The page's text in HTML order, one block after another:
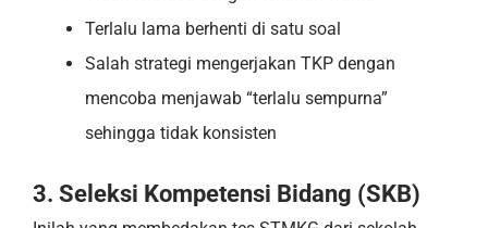
Terlalu lama berhenti di satu soal
Salah strategi mengerjakan TKP dengan
mencoba menjawab “terlalu sempurna”
sehingga tidak konsisten
3. Seleksi Kompetensi Bidang (SKB)